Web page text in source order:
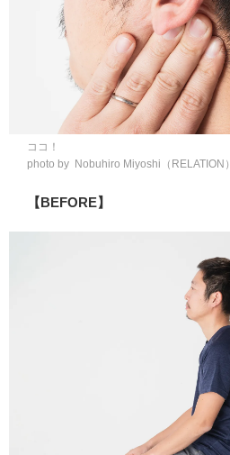
ココ！
photo by Nobuhiro Miyoshi（RELATION）
【BEFORE】